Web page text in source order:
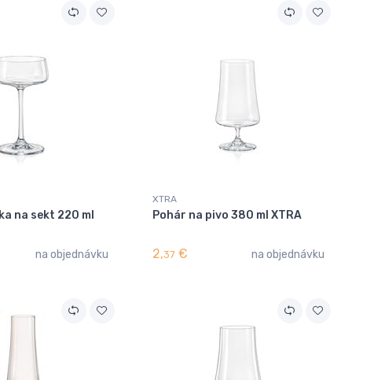
na sekt 220 ml
na objednávku
XTRA
Pohár na pivo 380 ml XTRA
2,37€ na objednávku